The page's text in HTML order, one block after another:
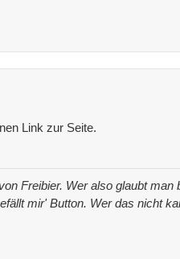
Link zur Seite.
Freibier. Wer also glaubt
mir' Button. Wer das nicht